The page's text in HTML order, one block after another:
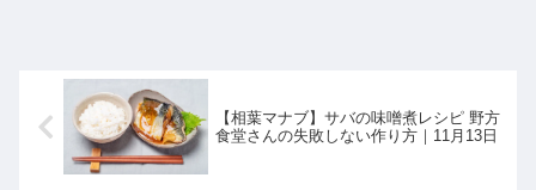
【相葉マナブ】サバの味噌煮レシピ 野方
食堂さんの失敗しない作り方｜11月13日